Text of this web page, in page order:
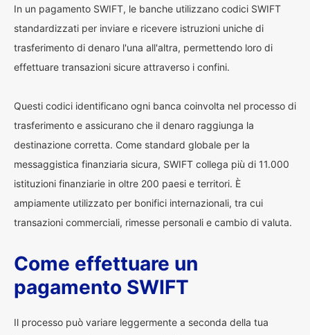
In un pagamento SWIFT, le banche utilizzano codici SWIFT
standardizzati per inviare e ricevere istruzioni uniche di
trasferimento di denaro l'una all'altra, permettendo loro di
effettuare transazioni sicure attraverso i confini.
Questi codici identificano ogni banca coinvolta nel processo di
trasferimento e assicurano che il denaro raggiunga la
destinazione corretta. Come standard globale per la
messaggistica finanziaria sicura, SWIFT collega più di 11.000
istituzioni finanziarie in oltre 200 paesi e territori. È
ampiamente utilizzato per bonifici internazionali, tra cui
transazioni commerciali, rimesse personali e cambio di valuta.
Come effettuare un
pagamento SWIFT
Il processo può variare leggermente a seconda della tua